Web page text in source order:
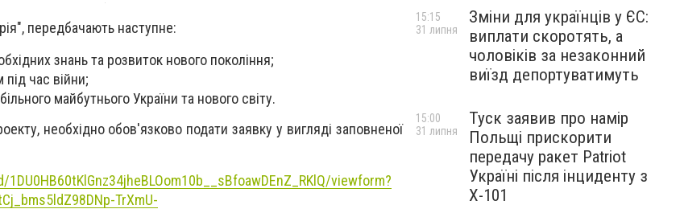
передбачають наступне:
знань та розвиток нового покоління;
час війни;
майбутнього України та нового світу.
необхідно обов'язково подати заявку у вигляді заповненої
viewform?
TrXmU-
Зміни для українців у ЄС:
виплати скоротять, а
чоловіків за незаконний
виїзд депортуватимуть
15:15
31 липня
Туск заявив про намір
Польщі прискорити
передачу ракет Patriot
Україні після інциденту з
Х-101
15:00
31 липня